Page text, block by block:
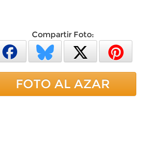
Compartir Foto:
FOTO AL AZAR